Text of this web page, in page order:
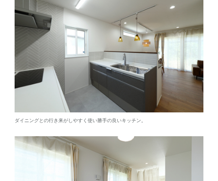
ダイニングとの行き来がしやすく使い勝手の良いキッチン。